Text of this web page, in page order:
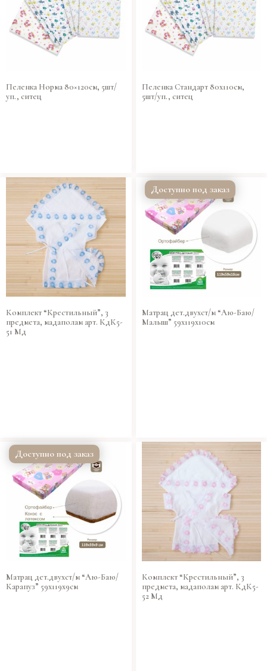
Пеленка Норма 80×120см, 5шт/
уп., ситец
Пеленка Стандарт 80х110см,
5шт/уп., ситец
Комплект “Крестильный”, 3
предмета, мадаполам арт. КдК5-
51 Мд
Доступно под заказ
Матрац дет.двухст/м “Аю-Баю/
Малыш” 59х119х10см
Доступно под заказ
Матрац дет.двухст/м “Аю-Баю/
Карапуз” 59х119х9см
Комплект “Крестильный”, 3
предмета, мадаполам арт. КдК5-
52 Мд